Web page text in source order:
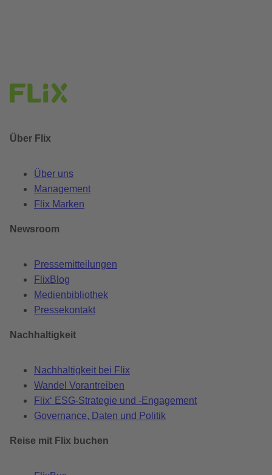
Über Flix
Über uns
Management
Flix Marken
Newsroom
Pressemitteilungen
FlixBlog
Medienbibliothek
Pressekontakt
Nachhaltigkeit
Nachhaltigkeit bei Flix
Wandel Vorantreiben
Flix‘ ESG-Strategie und -Engagement
Governance, Daten und Politik
Reise mit Flix buchen